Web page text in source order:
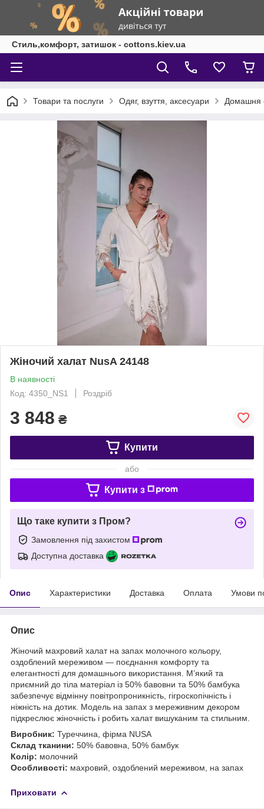
Стиль,комфорт, затишок - cottons.kiev.ua
Товари та послуги Одяг, взуття, аксесуари Домашня
Жіночий халат NusA 24148
В наявності
Код: 4350_NS1
Роздріб
3 848 ₴
Купити
або
Купити з
Що таке купити з Пром?
Замовлення під захистом
Доступна доставка
Опис Характеристики Доставка Оплата Умови
Опис
Жіночий махровий халат на запах молочного кольору,
оздоблений мереживом — поєднання комфорту та
елегантності для домашнього використання. М’який та
приємний до тіла матеріал із 50% бавовни та 50% бамбука
забезпечує відмінну повітропроникність, гігроскопічність і
ніжність на дотик. Модель на запах з мереживним декором
підкреслює жіночність і робить халат вишуканим та стильним.
Виробник: Туреччина, фірма NUSA
Склад тканини: 50% бавовна, 50% бамбук
Колір: молочний
Особливості: махровий, оздоблений мереживом, на запах
Приховати